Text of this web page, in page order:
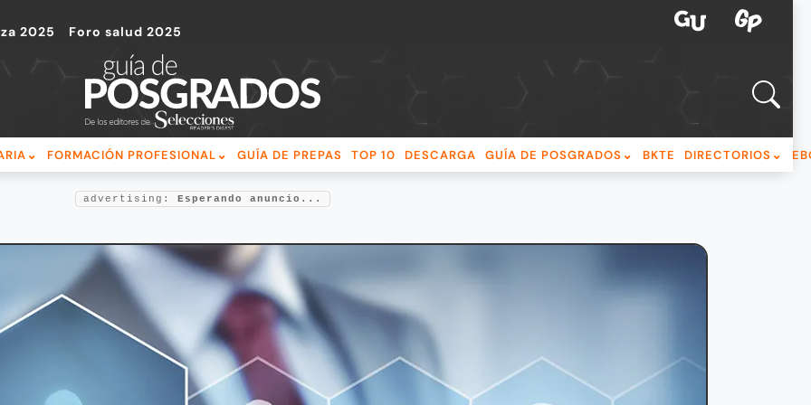
2025 Foro salud 2025
FORMACIÓN PROFESIONAL GUÍA DE PREPAS TOP 10 DESCARGA GUÍA DE POSGRADOS BKTE DIRECTORIOS
advertising: Esperando anuncio...